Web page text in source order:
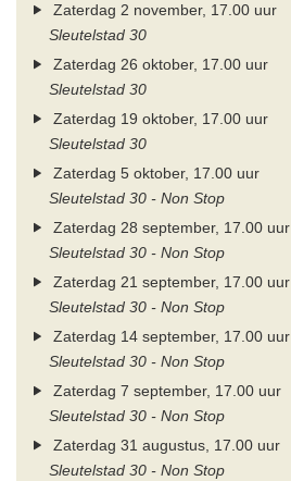
Zaterdag 2 november, 17.00 uur
Sleutelstad 30
Zaterdag 26 oktober, 17.00 uur
Sleutelstad 30
Zaterdag 19 oktober, 17.00 uur
Sleutelstad 30
Zaterdag 5 oktober, 17.00 uur
Sleutelstad 30 - Non Stop
Zaterdag 28 september, 17.00 uur
Sleutelstad 30 - Non Stop
Zaterdag 21 september, 17.00 uur
Sleutelstad 30 - Non Stop
Zaterdag 14 september, 17.00 uur
Sleutelstad 30 - Non Stop
Zaterdag 7 september, 17.00 uur
Sleutelstad 30 - Non Stop
Zaterdag 31 augustus, 17.00 uur
Sleutelstad 30 - Non Stop